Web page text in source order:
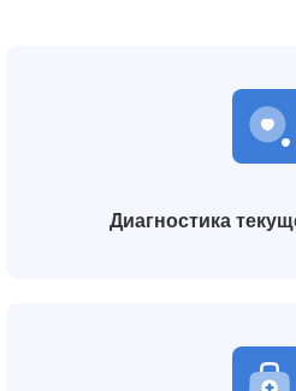
Диагностика